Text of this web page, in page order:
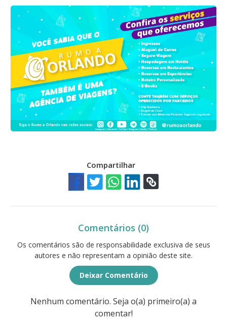
Compartilhar
Comentários (0)
Os comentários são de responsabilidade exclusiva de seus
autores e não representam a opinião deste site.
Deixar Comentário
Nenhum comentário. Seja o(a) primeiro(a) a
comentar!